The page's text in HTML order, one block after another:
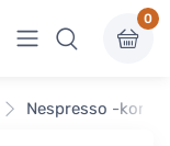
Visa undermeny
0
Nespresso -